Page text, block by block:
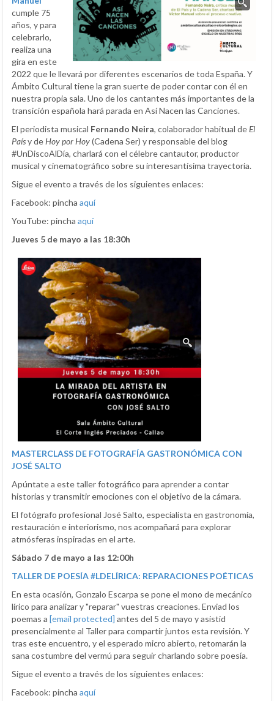
cumple 75
años, y para
celebrarlo,
realiza una
gira en este
2022 que le llevará por diferentes escenarios de toda España. Y
Ámbito Cultural tiene la gran suerte de poder contar con él en
nuestra propia sala. Uno de los cantantes más importantes de la
transición española hará parada en Así Nacen las Canciones.
El periodista musical Fernando Neira, colaborador habitual deEl
Paísy deHoy por Hoy(Cadena Ser) y responsable del blog
#UnDiscoAlDía, charlará con el célebre cantautor, productor
musical y cinematográfico sobre su interesantísima trayectoria.
Sigue el evento a través de los siguientes enlaces:
Facebook: pincha aquí
YouTube: pincha aquí
Jueves 5 de mayo a las 18:30h
MASTERCLASS DE FOTOGRAFÍA GASTRONÓMICA CON
JOSÉ SALTO
Apúntate a este taller fotográfico para aprender a contar
historias y transmitir emociones con el objetivo de la cámara.
El fotógrafo profesional José Salto, especialista en gastronomía,
restauración e interiorismo, nos acompañará para explorar
atmósferas inspiradas en el arte.
Sábado 7 de mayo a las 12:00h
TALLER DE POESÍA #LDELÍRICA: REPARACIONES POÉTICAS
En esta ocasión, Gonzalo Escarpa se pone el mono de mecánico
lírico para analizar y "reparar" vuestras creaciones. Enviad los
poemas a [email protected] antes del 5 de mayo y asistid
presencialmente al Taller para compartir juntos esta revisión. Y
tras este encuentro, y el esperado micro abierto, retomarán la
sana costumbre del vermú para seguir charlando sobre poesía.
Sigue el evento a través de los siguientes enlaces:
Facebook: pincha aquí